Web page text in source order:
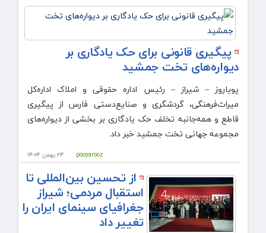
پیگیری قانونی برای حک یادگاری بر
دیواره‌های تخت جمشید
پویاروز – شیراز – رئیس اداره حقوقی و املاک اداره‌کل
میراث‌فرهنگی، گردشگری و صنایع‌دستی فارس از پیگیری
قاطع و همه‌جانبه تخلف حک یادگاری بر بخشی از دیواره‌های
مجموعه جهانی تخت جمشید خبر داد.
۲۴ بهمن ۱۴۰۴ pooyarooz
از تحسین بین‌المللی تا
استقبال مردمی؛ شیراز
جغرافیای سینمای ایران را
تغییر داد